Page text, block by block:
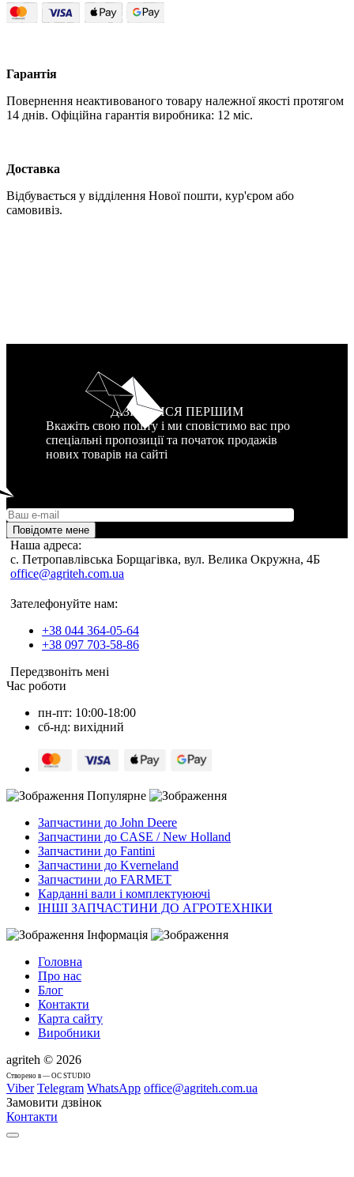
Гарантія
Повернення неактивованого товару належної якості протягом
14 днів. Офіційна гарантія виробника: 12 міс.
Доставка
Відбувається у відділення Нової пошти, кур'єром або
самовивіз.
ДІЗНАТИСЯ ПЕРШИМ
Вкажіть свою пошту і ми сповістимо вас про
спеціальні пропозиції та початок продажів
нових товарів на сайті
Повідомте мене
Наша адреса:
c. Петропавлівська Борщагівка, вул. Велика Окружна, 4Б
office@agriteh.com.ua
Зателефонуйте нам:
+38 044 364-05-64
+38 097 703-58-86
Передзвоніть мені
Час роботи
пн-пт: 10:00-18:00
сб-нд: вихідний
Популярне
Запчастини до John Deere
Запчастини до CASE / New Holland
Запчастини до Fantini
Запчастини до Kverneland
Запчастини до FARMET
Карданні вали і комплектуюючі
ІНШІ ЗАПЧАСТИНИ ДО АГРОТЕХНІКИ
Інформація
Головна
Про нас
Блог
Контакти
Карта сайту
Виробники
agriteh © 2026
Cтворено в — OC STUDIO
Viber Telegram WhatsApp office@agriteh.com.ua
Замовити дзвінок
Контакти